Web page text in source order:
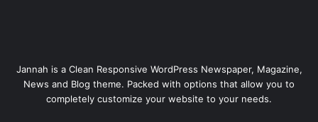
Jannah is a Clean Responsive WordPress Newspaper, Magazine,
News and Blog theme. Packed with options that allow you to
completely customize your website to your needs.